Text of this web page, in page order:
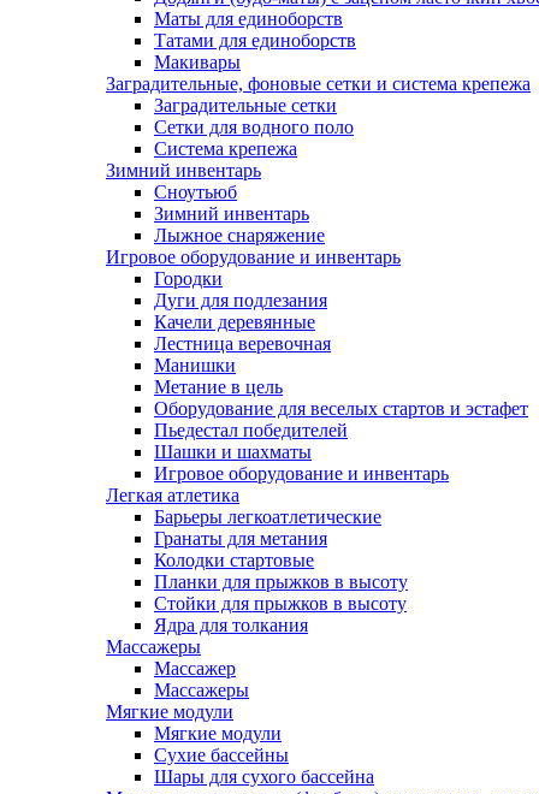
Маты для единоборств
Татами для единоборств
Макивары
Заградительные, фоновые сетки и система крепежа
Заградительные сетки
Сетки для водного поло
Система крепежа
Зимний инвентарь
Сноутьюб
Зимний инвентарь
Лыжное снаряжение
Игровое оборудование и инвентарь
Городки
Дуги для подлезания
Качели деревянные
Лестница веревочная
Манишки
Метание в цель
Оборудование для веселых стартов и эстафет
Пьедестал победителей
Шашки и шахматы
Игровое оборудование и инвентарь
Легкая атлетика
Барьеры легкоатлетические
Гранаты для метания
Колодки стартовые
Планки для прыжков в высоту
Стойки для прыжков в высоту
Ядра для толкания
Массажеры
Массажер
Массажеры
Мягкие модули
Мягкие модули
Сухие бассейны
Шары для сухого бассейна